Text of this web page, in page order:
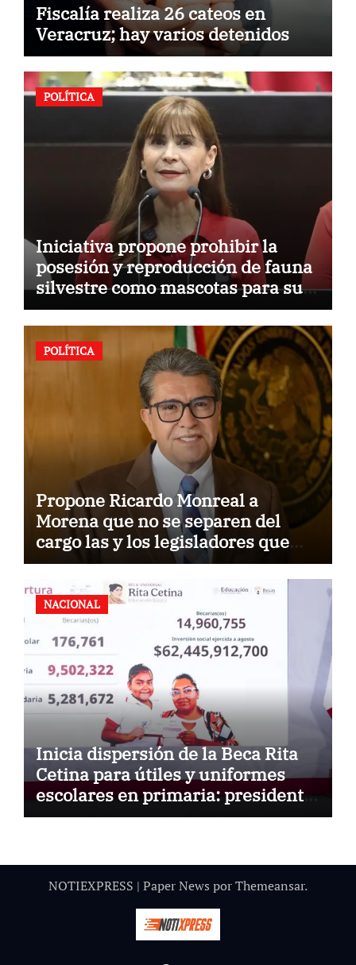
Fiscalía realiza 26 cateos en
Veracruz; hay varios detenidos
POLÍTICA
Iniciativa propone prohibir la
posesión y reproducción de fauna
silvestre como mascotas para su
comercialización
POLÍTICA
Propone Ricardo Monreal a
Morena que no se separen del
cargo las y los legisladores que
quieren reelegirse
NACIONAL
Inicia dispersión de la Beca Rita
Cetina para útiles y uniformes
escolares en primaria: presidenta
Claudia Sheinbaum
NOTIEXPRESS | Paper News porThemeansar.